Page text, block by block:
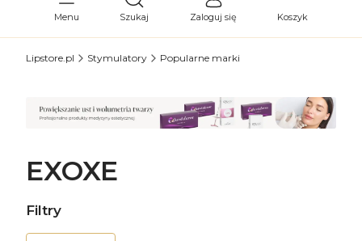
Menu Szukaj Zaloguj się Koszyk
Lipstore.pl Stymulatory Popularne marki
EXOXE
Filtry